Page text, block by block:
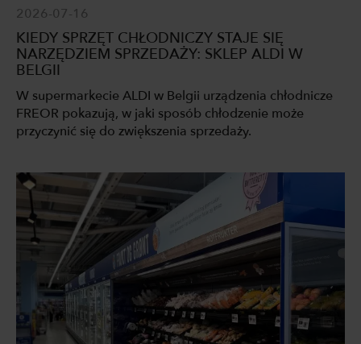
2026-07-16
KIEDY SPRZĘT CHŁODNICZY STAJE SIĘ
NARZĘDZIEM SPRZEDAŻY: SKLEP ALDI W
BELGII
W supermarkecie ALDI w Belgii urządzenia chłodnicze
FREOR pokazują, w jaki sposób chłodzenie może
przyczynić się do zwiększenia sprzedaży.